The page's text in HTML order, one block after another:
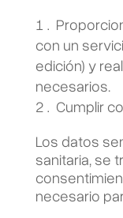
con un
edición) y
necesarios.
Cumplir
Los datos
sanitaria, se
necesario